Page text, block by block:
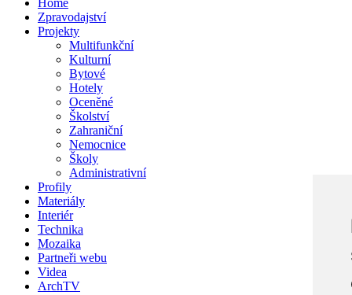
Zpravodajství
Projekty
Multifunkční
Kulturní
Bytové
Hotely
Oceněné
Školství
Zahraniční
Nemocnice
Školy
Administrativní
Profily
Materiály
Interiér
Technika
Mozaika
Partneři webu
Videa
ArchTV